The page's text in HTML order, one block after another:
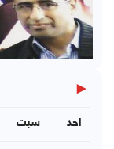
◀
سبت احد